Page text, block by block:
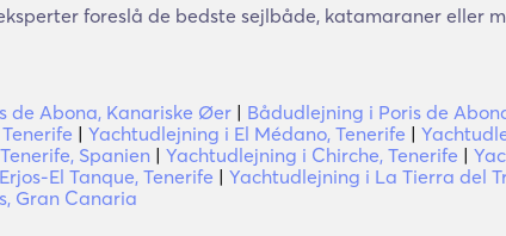
foreslå de bedste sejlbåde, katamaraner eller
de Abona, Kanariske Øer | Bådudlejning i Poris de
| Yachtudlejning i El Médano, Tenerife |
Spanien | Yachtudlejning i Chirche, Tenerife |
El Tanque, Tenerife | Yachtudlejning i La Tierra del
Gran Canaria